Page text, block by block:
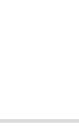
Dr.
Frank-